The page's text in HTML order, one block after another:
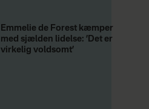
Emmelie de Forest kæmper
med sjælden lidelse: ’Det er
virkelig voldsomt’